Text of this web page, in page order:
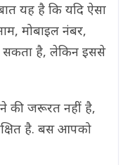
यह है कि यदि ऐसा
मोबाइल नंबर,
सकता है, लेकिन इससे
की जरूरत नहीं है,
है. बस आपको